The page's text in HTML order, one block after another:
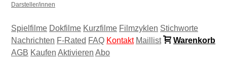
Darsteller/innen
Spielfilme Dokfilme Kurzfilme Filmzyklen Stichworte
Nachrichten F-Rated FAQ Kontakt Maillist
Warenkorb
AGB Kaufen Aktivieren Abo